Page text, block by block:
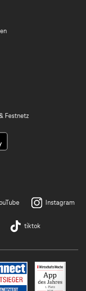
Festnetz
Instagram
tiktok